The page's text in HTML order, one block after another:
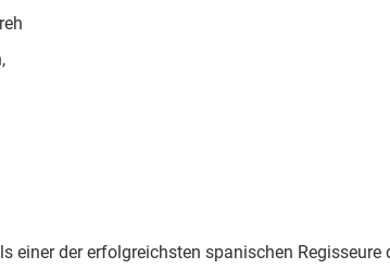
einer der erfolgreichsten spanischen